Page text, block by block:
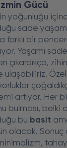
Gücü
yoğunluğu
sade
farklı bir
Yaşamı
çıkardıkça,
ulaşabiliriz.
artıyor. Her
bulması, belki
bu basit
olacak. Sonuç